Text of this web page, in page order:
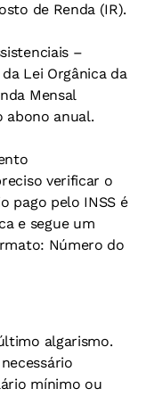
de Renda (IR).
–
Lei Orgânica da
Mensal
abono anual.
verificar o
pago pelo INSS é
e segue um
Número do
algarismo.
mínimo ou